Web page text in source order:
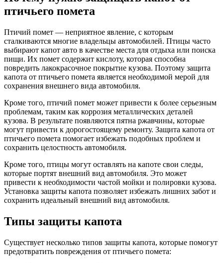
птичьего помета
Птичий помет — неприятное явление, с которым
сталкиваются многие владельцы автомобилей. Птицы часто
выбирают капот авто в качестве места для отдыха или поиска
пищи. Их помет содержит кислоту, которая способна
повредить лакокрасочное покрытие кузова. Поэтому защита
капота от птичьего помета является необходимой мерой для
сохранения внешнего вида автомобиля.
Кроме того, птичий помет может привести к более серьезным
проблемам, таким как коррозия металлических деталей
кузова. В результате появляются пятна ржавчины, которые
могут привести к дорогостоящему ремонту. Защита капота от
птичьего помета помогает избежать подобных проблем и
сохранить целостность автомобиля.
Кроме того, птицы могут оставлять на капоте свои следы,
которые портят внешний вид автомобиля. Это может
привести к необходимости частой мойки и полировки кузова.
Установка защиты капота позволяет избежать лишних забот и
сохранить идеальный внешний вид автомобиля.
Типы защиты капота
Существует несколько типов защиты капота, которые помогут
предотвратить повреждения от птичьего помета: